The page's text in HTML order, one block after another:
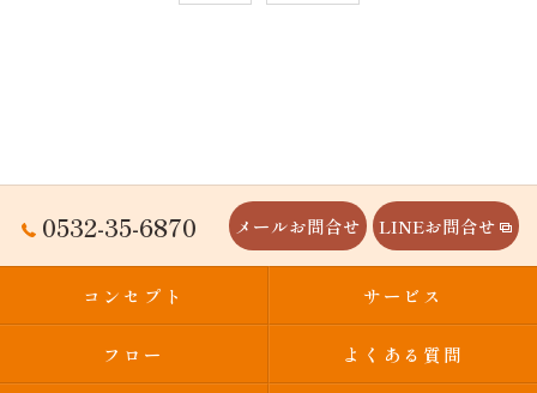
0532-35-6870 メールお問合せ LINEお問合せ
コンセプト サービス
フロー よくある質問